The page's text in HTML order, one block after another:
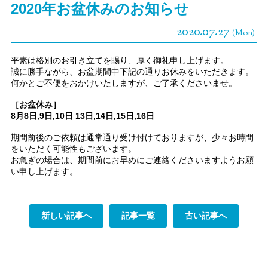
2020年お盆休みのお知らせ
2020.07.27 (Mon)
平素は格別のお引き立てを賜り、厚く御礼申し上げます。
誠に勝手ながら、お盆期間中下記の通りお休みをいただきます。
何かとご不便をおかけいたしますが、ご了承くださいませ。
［お盆休み］
8月8日,9日,10日 13日,14日,15日,16日
期間前後のご依頼は通常通り受け付けておりますが、少々お時間
をいただく可能性もございます。
お急ぎの場合は、期間前にお早めにご連絡くださいますようお願
い申し上げます。
新しい記事へ 記事一覧 古い記事へ